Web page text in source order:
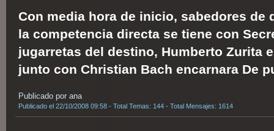
Con media hora de inicio, sabedores de
la competencia directa se tiene con
jugarretas del destino, Humberto Zurita
junto con Christian Bach encarnara De
Publicado por ana
Publicado el 22/10/2008 09:58 - Total Temas: 144 - Total Mensajes: 1614